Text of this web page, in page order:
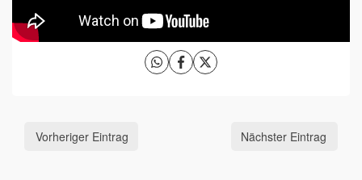
Vorheriger Eintrag Nächster Eintrag